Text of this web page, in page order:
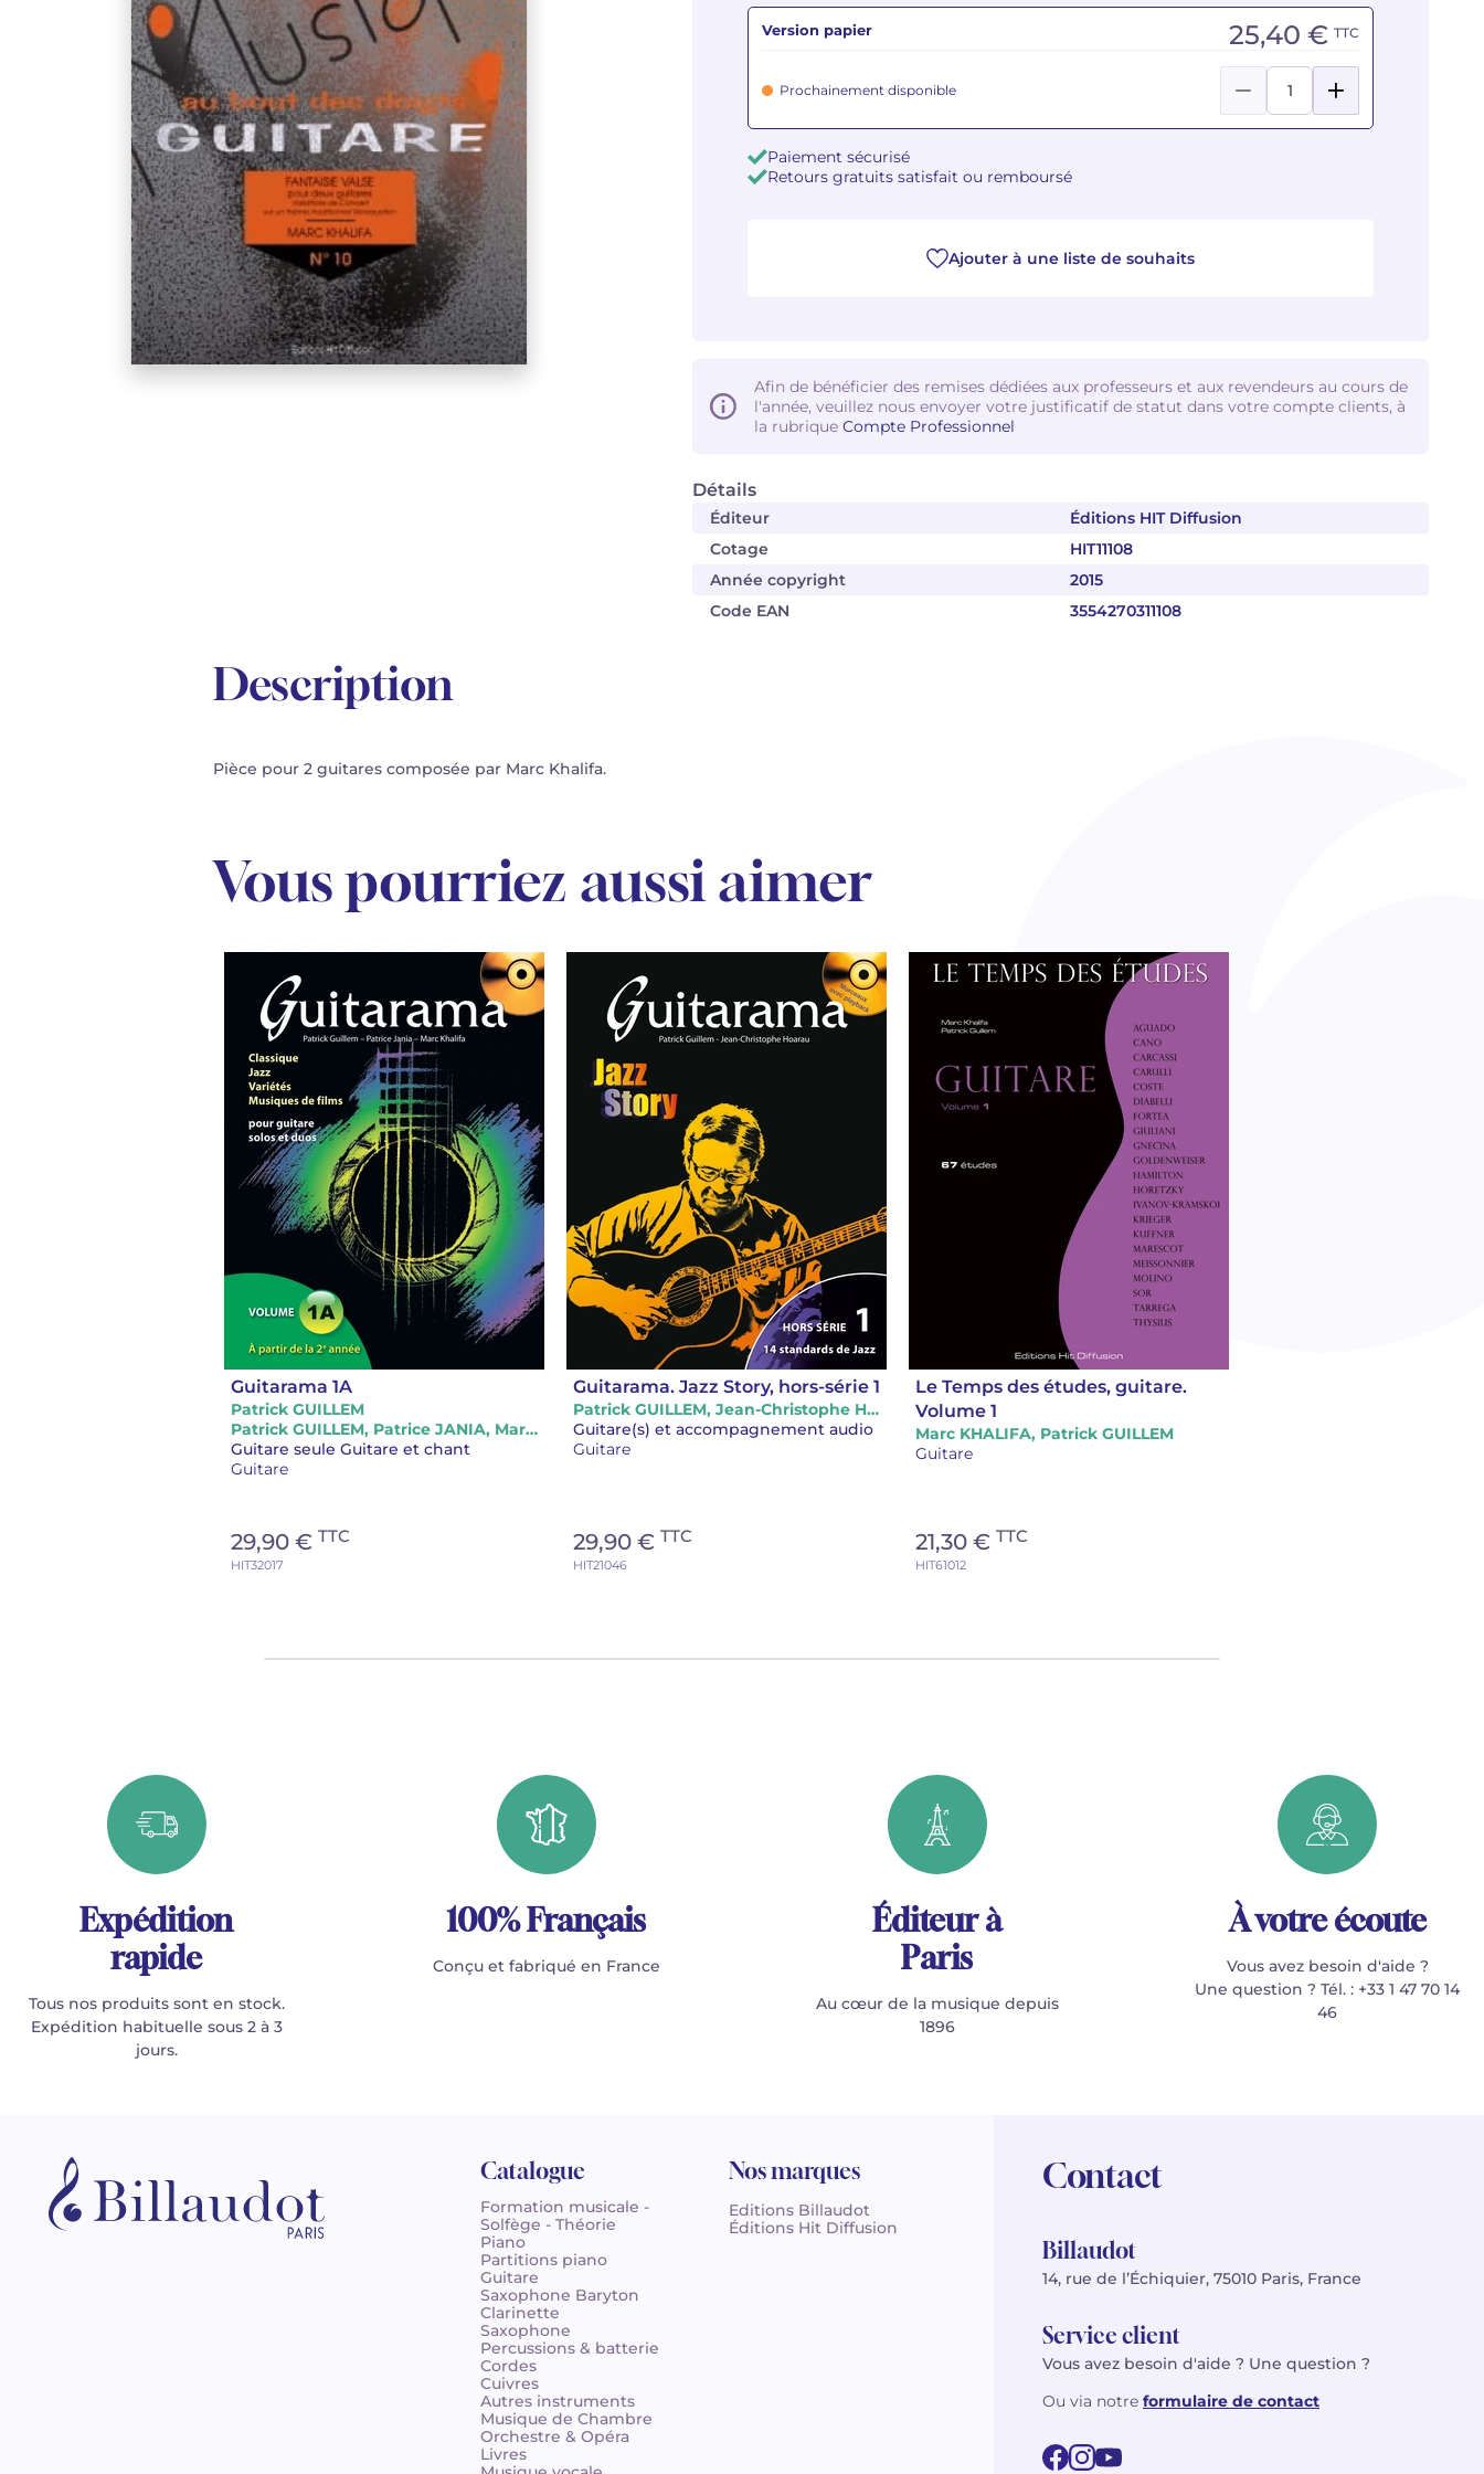
Détails
Éditeur
Éditions HIT Diffusion
Cotage
HIT11108
Année copyright
2015
Code EAN
3554270311108
Version papier 25,40 € TTC
Prochainement disponible
Paiement sécurisé
Retours gratuits satisfait ou remboursé
Ajouter à une liste de souhaits
Afin de bénéficier des remises dédiées aux professeurs et aux revendeurs au cours de
l'année, veuillez nous envoyer votre justificatif de statut dans votre compte clients, à
la rubrique Compte Professionnel
Description
Pièce pour 2 guitares composée par Marc Khalifa.
Vous pourriez aussi aimer
Guitarama 1A
Patrick GUILLEM
Patrick GUILLEM, Patrice JANIA, Marc KHALIFA
Guitare seule Guitare et chant
Guitare
29,90 € TTC
HIT32017
Guitarama. Jazz Story, hors-série 1
Patrick GUILLEM, Jean-Christophe HOARAU
Guitare(s) et accompagnement audio
Guitare
29,90 € TTC
HIT21046
Le Temps des études, guitare.
Volume 1
Marc KHALIFA, Patrick GUILLEM
Guitare
21,30 € TTC
HIT61012
Expédition
rapide
Tous nos produits sont en stock.
Expédition habituelle sous 2 à 3
jours.
100% Français
Conçu et fabriqué en France
Éditeur à
Paris
Au cœur de la musique depuis
1896
À votre écoute
Vous avez besoin d'aide ?
Une question ? Tél. : +33 1 47 70 14
46
Catalogue
Formation musicale -
Solfège - Théorie
Piano
Partitions piano
Guitare
Saxophone Baryton
Clarinette
Saxophone
Percussions & batterie
Cordes
Cuivres
Autres instruments
Musique de Chambre
Orchestre & Opéra
Livres
Nos marques
Editions Billaudot
Éditions Hit Diffusion
Contact
Billaudot
14, rue de l’Échiquier, 75010 Paris, France
Service client
Vous avez besoin d'aide ? Une question ?
Ou via notre formulaire de contact